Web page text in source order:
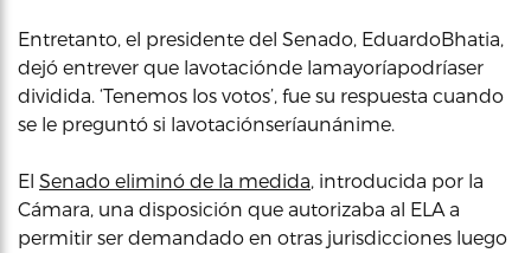
Entretanto, el presidente del Senado, EduardoBhatia,
dejó entrever que lavotaciónde lamayoríapodríaser
dividida. ‘Tenemos los votos’, fue su respuesta cuando
se le preguntó si lavotaciónseríaunánime.
El Senado eliminó de la medida, introducida por la
Cámara, una disposición que autorizaba al ELA a
permitir ser demandado en otras jurisdicciones luego